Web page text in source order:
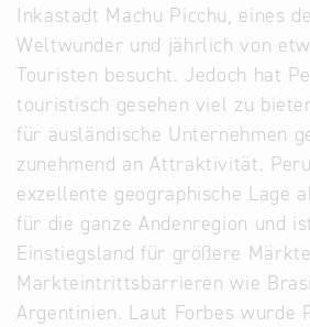
Inkastadt Machu Picchu, eines
Weltwunder und jährlich von
Touristen besucht. Jedoch hat
touristisch gesehen viel zu
für ausländische Unternehmen
zunehmend an Attraktivität.
exzellente geographische Lage
für die ganze Andenregion und
Einstiegsland für größere
Markteintrittsbarrieren wie
Argentinien. Laut Forbes wurde